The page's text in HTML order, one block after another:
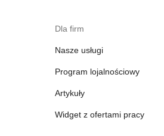
Dla firm
Nasze usługi
Program lojalnościowy
Artykuły
Widget z ofertami pracy